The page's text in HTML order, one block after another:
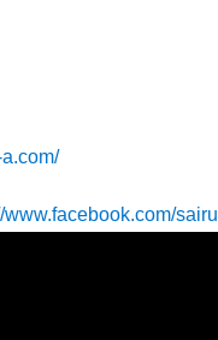
www.facebook.com/